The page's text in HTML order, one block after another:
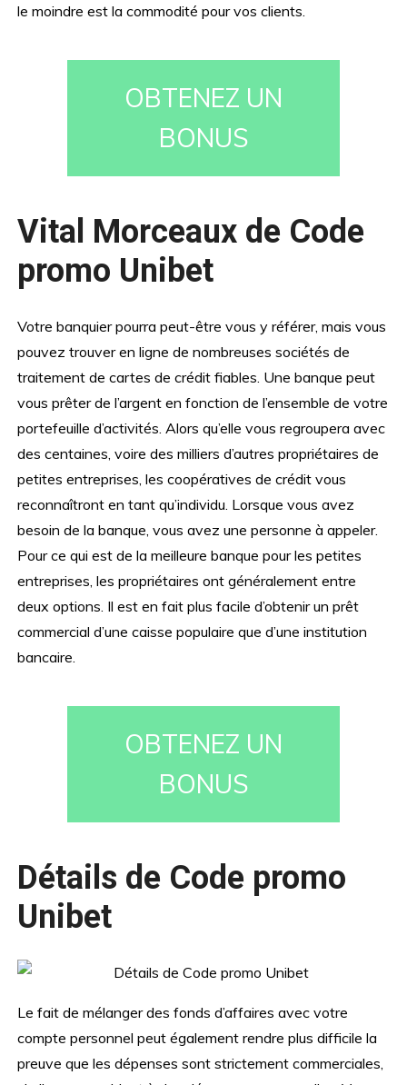
le moindre est la commodité pour vos clients.
OBTENEZ UN
BONUS
Vital Morceaux de Code
promo Unibet
Votre banquier pourra peut-être vous y référer, mais vous
pouvez trouver en ligne de nombreuses sociétés de
traitement de cartes de crédit fiables. Une banque peut
vous prêter de l’argent en fonction de l’ensemble de votre
portefeuille d’activités. Alors qu’elle vous regroupera avec
des centaines, voire des milliers d’autres propriétaires de
petites entreprises, les coopératives de crédit vous
reconnaîtront en tant qu’individu. Lorsque vous avez
besoin de la banque, vous avez une personne à appeler.
Pour ce qui est de la meilleure banque pour les petites
entreprises, les propriétaires ont généralement entre
deux options. Il est en fait plus facile d’obtenir un prêt
commercial d’une caisse populaire que d’une institution
bancaire.
OBTENEZ UN
BONUS
Détails de Code promo
Unibet
Le fait de mélanger des fonds d’affaires avec votre
compte personnel peut également rendre plus difficile la
preuve que les dépenses sont strictement commerciales,